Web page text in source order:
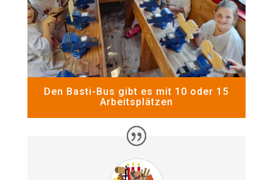
Den Basti-Bus gibt es mit 10 oder 15
Arbeitsplätzen